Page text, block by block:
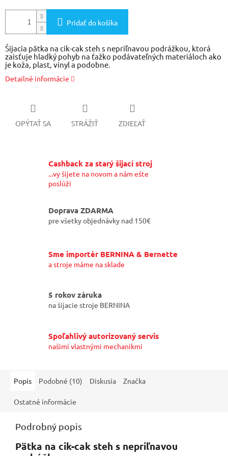
Pridať do košíka
Šijacia pätka na cik-cak steh s nepriľnavou podrážkou, ktorá
zaisťuje hladký pohyb na ťažko podávateľných materiáloch ako
je koža, plast, vinyl a podobne.
Detailné informácie
OPÝTAŤ SA STRÁŽIŤ ZDIEĽAŤ
Cashback za starý šijací stroj
...vy šijete na novom a nám ešte
poslúži
Doprava ZDARMA
pre všetky objednávky nad 150€
Sme importér BERNINA & Bernette
a stroje máme na sklade
5 rokov záruka
na šijacie stroje BERNINA
Spoľahlivý autorizovaný servis
našimi vlastnými mechanikmi
Popis Podobné (10) Diskusia Značka
Ostatné informácie
Podrobný popis
Pätka na cik-cak steh s nepriľnavou